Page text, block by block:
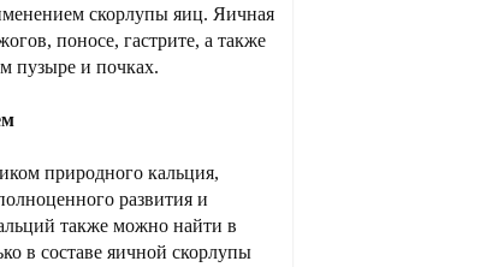
скорлупы яиц. Яичная
поносе, гастрите, а также
пузыре и почках.
природного кальция,
развития и
также можно найти в
в составе яичной скорлупы